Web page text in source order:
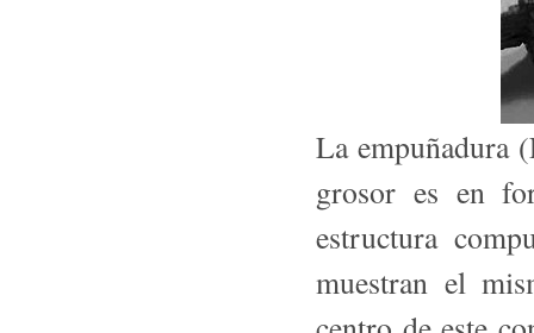
La empuñadura
grosor es en
estructura
muestran el